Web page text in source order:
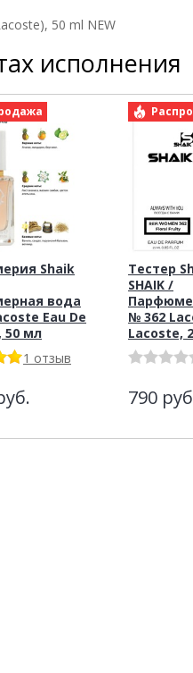
50 ml NEW
исполнения
Shaik
вода
Eau De
50 мл
1 отзыв
Тестер
SHAIK /
№ 362
Lacoste,
790